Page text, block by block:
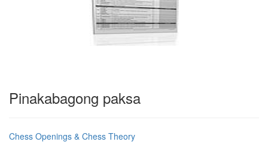
Pinakabagong paksa
Chess Openings & Chess Theory